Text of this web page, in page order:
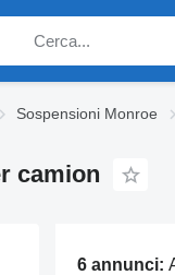
Sospensioni Monroe
camion
6 annunci: